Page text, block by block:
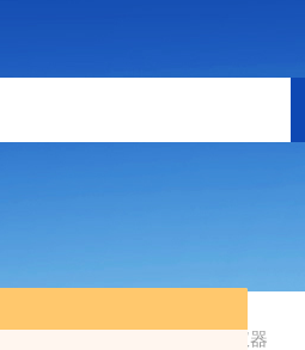
用于测量气体中露点温度的仪器